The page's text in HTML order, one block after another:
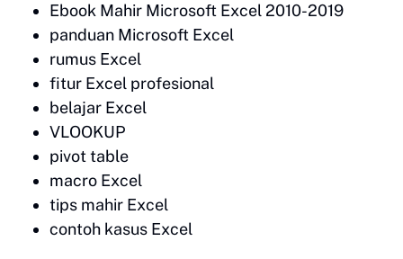
Ebook Mahir Microsoft Excel 2010-2019
panduan Microsoft Excel
rumus Excel
fitur Excel profesional
belajar Excel
VLOOKUP
pivot table
macro Excel
tips mahir Excel
contoh kasus Excel